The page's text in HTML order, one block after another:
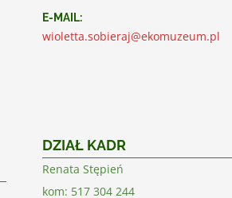
E-MAIL:
wioletta.sobieraj@ekomuzeum.pl
DZIAŁ KADR
Renata Stępień
kom: 517 304 244